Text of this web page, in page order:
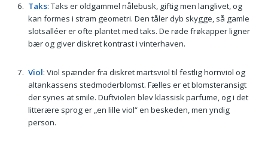
Taks: Taks er oldgammel nålebusk, giftig men langlivet, og
kan formes i stram geometri. Den tåler dyb skygge, så gamle
slotsalléer er ofte plantet med taks. De røde frøkapper ligner
bær og giver diskret kontrast i vinterhaven.
Viol: Viol spænder fra diskret martsviol til festlig hornviol og
altankassens stedmoderblomst. Fælles er et blomsteransigt
der synes at smile. Duftviolen blev klassisk parfume, og i det
litterære sprog er „en lille viol“ en beskeden, men yndig
person.